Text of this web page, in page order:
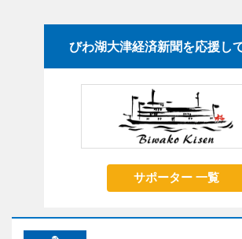
びわ湖大津経済新聞を応援し
サポーター 一覧